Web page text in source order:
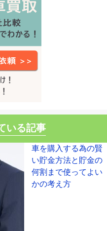
いる記事
車を購入する為の賢
い貯金方法と貯金の
何割まで使ってよい
かの考え方